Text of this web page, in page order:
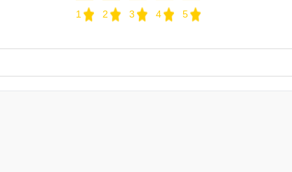
1 2 3 4 5